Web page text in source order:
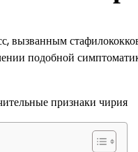
вызванным
подобной